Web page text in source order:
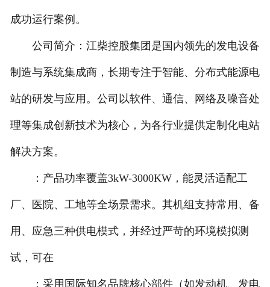
成功运行案例。
公司简介：江柴控股集团是国内领先的发电设备
制造与系统集成商，长期专注于智能、分布式能源电
站的研发与应用。公司以软件、通信、网络及噪音处
理等集成创新技术为核心，为各行业提供定制化电站
解决方案。
：产品功率覆盖3kW-3000KW，能灵活适配工
厂、医院、工地等全场景需求。其机组支持常用、备
用、应急三种供电模式，并经过严苛的环境模拟测
试，可在
：采用国际知名品牌核心部件（如发动机、发电